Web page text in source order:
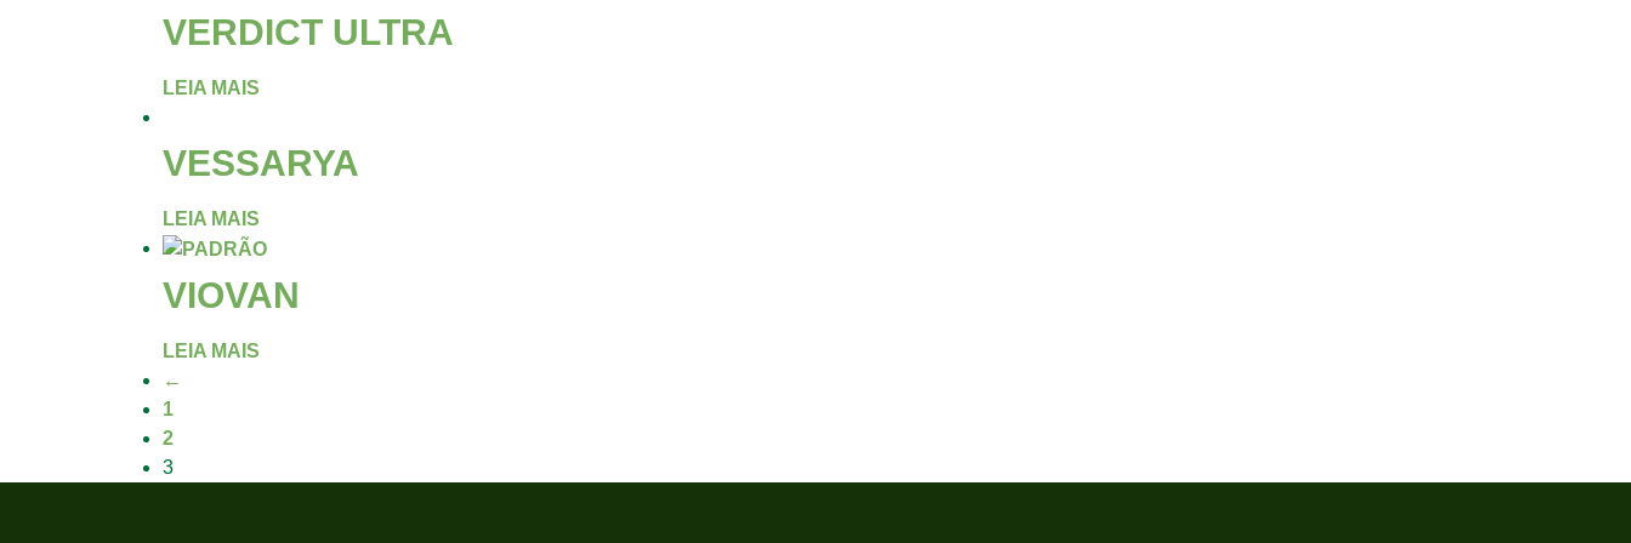
VERDICT ULTRA
LEIA MAIS
VESSARYA
LEIA MAIS
VIOVAN
LEIA MAIS
←
1
2
3